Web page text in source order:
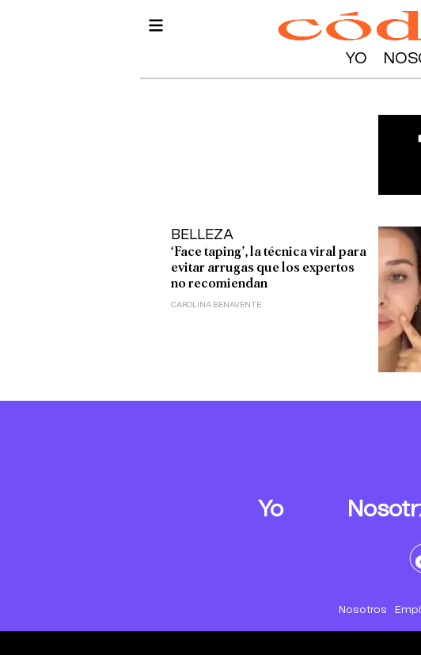
YO
BELLEZA
‘Face taping’, la técnica viral para
evitar arrugas que los expertos
no recomiendan
CAROLINA BENAVENTE
Yo
Nosotros